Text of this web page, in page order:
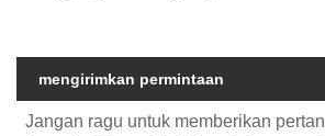
mengirimkan permintaan
Jangan ragu untuk memberikan